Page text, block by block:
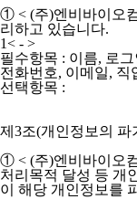
① < (주)엔비바이오
리하고 있습니다.
1< - >
필수항목 : 이름, 로
전화번호, 이메일, 직
선택항목 :
제3조(개인정보의
① < (주)엔비바이오
처리목적 달성 등 개
이 해당 개인정보를